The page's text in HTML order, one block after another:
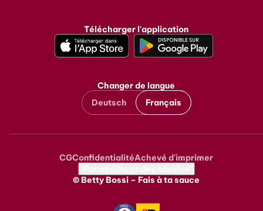
Télécharger l'application
Changer de langue
Deutsch
Français
Metanavigation
CGConfidentialitéAchevé d'imprimer
© Betty Bossi – Fais à ta sauce